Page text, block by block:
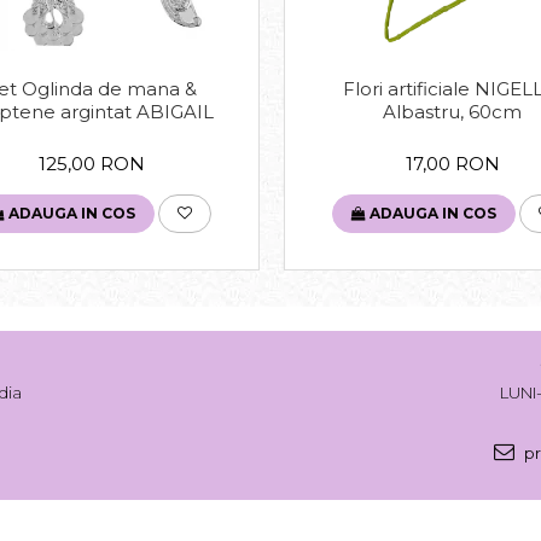
Oglinda de mana &
argintat ABIGAIL
125,00 RON
ADAUGA IN COS
Flori artificiale
Albastru, 60cm
17,00 RON
ADAUGA IN COS